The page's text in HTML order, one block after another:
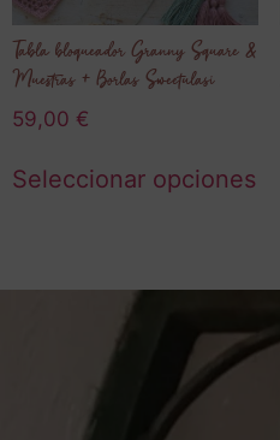
Tabla bloqueador Granny Square &
Muestras + Borlas Sweetulasi
59,00 €
Seleccionar opciones